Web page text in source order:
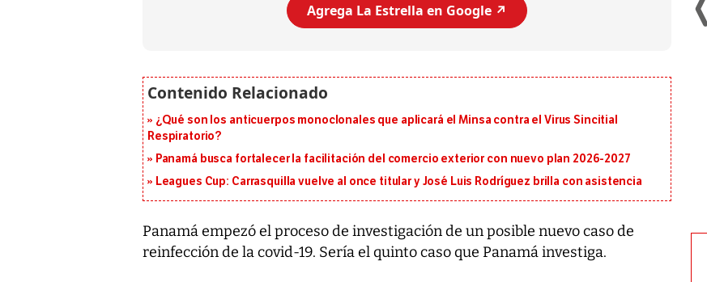
Agrega La Estrella en Google ↗️
¿Qué son los anticuerpos monoclonales que aplicará el Minsa contra el Virus Sincitial
Respiratorio?
Panamá busca fortalecer la facilitación del comercio exterior con nuevo plan 2026-2027
Leagues Cup: Carrasquilla vuelve al once titular y José Luis Rodríguez brilla con asistencia
Panamá empezó el proceso de investigación de un posible nuevo caso de
reinfección de la covid-19. Sería el quinto caso que Panamá investiga.
al sur de Japón, provocando una